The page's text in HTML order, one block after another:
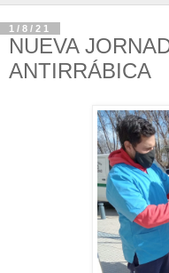
1/8/21
NUEVA
ANTIRRÁBICA